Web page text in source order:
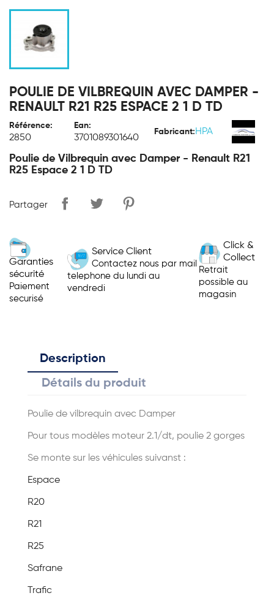
POULIE DE VILBREQUIN AVEC DAMPER -
RENAULT R21 R25 ESPACE 2 1 D TD
Référence:
2850
Ean:
3701089301640
Fabricant: HPA
Poulie de Vilbrequin avec Damper - Renault R21
R25 Espace 2 1 D TD
Partager
Garanties
sécurité
Paiement
securisé
Service Client
Contactez nous par mail
telephone du lundi au
vendredi
Click &
Collect
Retrait
possible au
magasin
Description
Détails du produit
Poulie de vilbrequin avec Damper
Pour tous modèles moteur 2.1/dt, poulie 2 gorges
Se monte sur les véhicules suivanst :
Espace
R20
R21
R25
Safrane
Trafic